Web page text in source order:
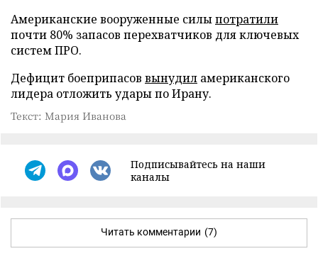
Американские вооруженные силыпотратили
почти 80% запасов перехватчиков для ключевых
систем ПРО.
Дефицит боеприпасов вынудил американского
лидера отложить удары по Ирану.
Текст: Мария Иванова
Подписывайтесь на наши
каналы
Читать комментарии (7)